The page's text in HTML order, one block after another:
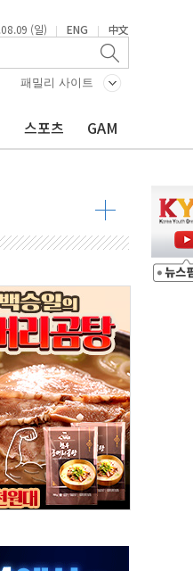
(일) | ENG | 中文
패밀리 사이트
스포츠 GAM
구간 없어
영길 11.63%
손본다
내야"